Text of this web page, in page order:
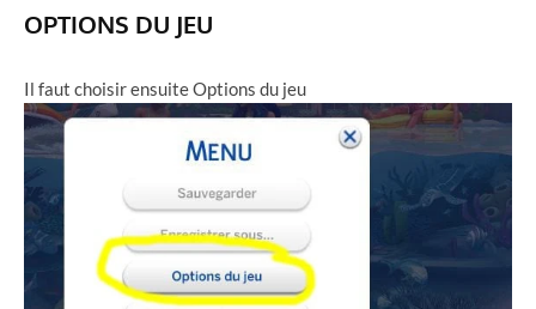
OPTIONS DU JEU
Il faut choisir ensuite Options du jeu